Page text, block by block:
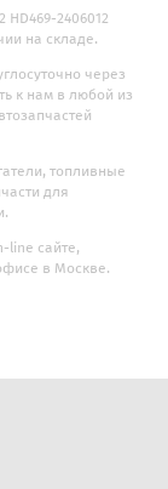
2406012
на складе.
через
к нам в любой из
топливные
для
line сайте,
в Москве.